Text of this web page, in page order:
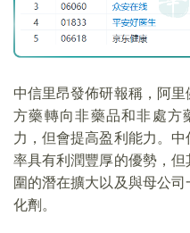
中信里昂發佈研報稱，阿
方藥轉向非藥品和非處方
力，但會提高盈利能力。
率具有利潤豐厚的優勢，
圍的潛在擴大以及與母公
化劑。